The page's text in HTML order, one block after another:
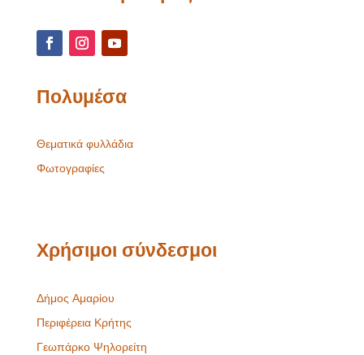
Πολυμέσα
Θεματικά φυλλάδια
Φωτογραφίες
Χρήσιμοι σύνδεσμοι
Δήμος Αμαρίου
Περιφέρεια Κρήτης
Γεωπάρκο Ψηλορείτη